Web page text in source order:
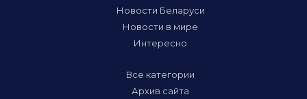
Новости Беларуси
Новости в мире
Интересно
Все категории
Архив сайта